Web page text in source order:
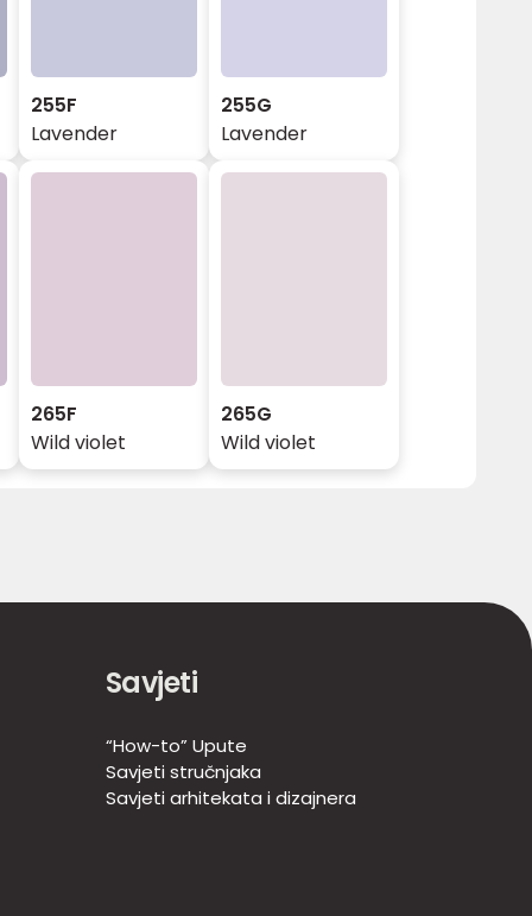
255F
Lavender
255G
Lavender
265F
Wild violet
265G
Wild violet
Savjeti
“How-to” Upute
Savjeti stručnjaka
Savjeti arhitekata i dizajnera